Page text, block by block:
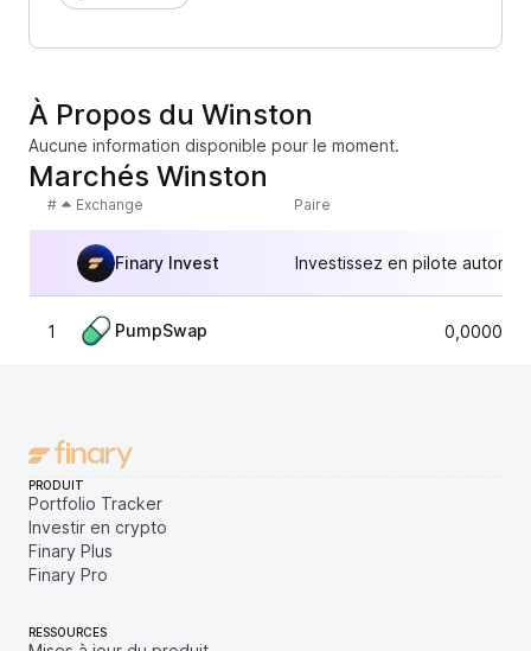
À Propos du Winston
Aucune information disponible pour le moment.
Marchés Winston
# Exchange Paire
Finary Invest Investissez en pilote
1 PumpSwap
PRODUIT
Portfolio Tracker
Investir en crypto
Finary Plus
Finary Pro
RESSOURCES